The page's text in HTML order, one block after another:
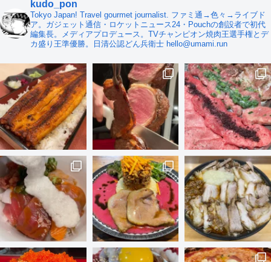
kudo_pon
Tokyo Japan! Travel gourmet journalist. ファミ通→色々→ライブド
ア。ガジェット通信・ロケットニュース24・Pouchの創設者で初代
編集長。メディアプロデュース。TVチャンピオン焼肉王選手権とデ
カ盛り王準優勝。日清公認どん兵衛士 hello@umami.run